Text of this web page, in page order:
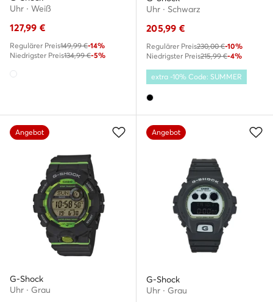
Uhr · Weiß
127,99 €
Regulärer Preis149,99 €-14%
Niedrigster Preis134,99 €-5%
Uhr · Schwarz
205,99 €
Regulärer Preis230,00 €-10%
Niedrigster Preis215,99 €-4%
extra -10% Code: SUMMER
Angebot
G-Shock
Uhr · Grau
Angebot
G-Shock
Uhr · Grau